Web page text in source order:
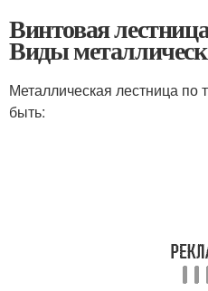
Винтовая
Виды
Металлическая лестница по
быть: